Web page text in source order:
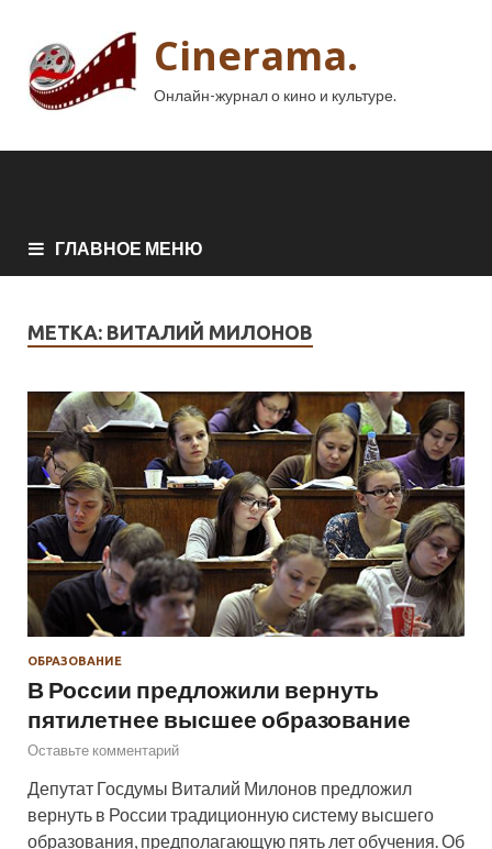
Cinerama.
Онлайн-журнал о кино и культуре.
ГЛАВНОЕ МЕНЮ
МЕТКА: ВИТАЛИЙ МИЛОНОВ
ОБРАЗОВАНИЕ
В России предложили вернуть
пятилетнее высшее образование
Оставьте комментарий
Депутат Госдумы Виталий Милонов предложил
вернуть в России традиционную систему высшего
образования, предполагающую пять лет обучения. Об